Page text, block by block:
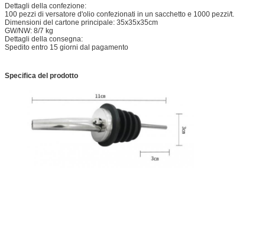
Dettagli della confezione:
100 pezzi di versatore d'olio confezionati in un sacchetto e 1000 pezzi/t.
Dimensioni del cartone principale: 35x35x35cm
GW/NW: 8/7 kg
Dettagli della consegna:
Spedito entro 15 giorni dal pagamento
Specifica del prodotto